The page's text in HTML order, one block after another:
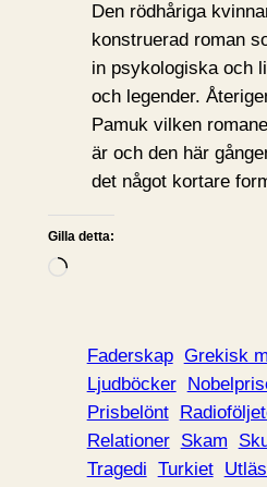
Den rödhåriga
konstruerad roman
in psykologiska och
och legender.
Pamuk vilken
är och den här
det något kortare
Gilla detta:
L
Faderskap Grekisk
Ljudböcker
Prisbelönt
Relationer Skam
Tragedi Turkiet